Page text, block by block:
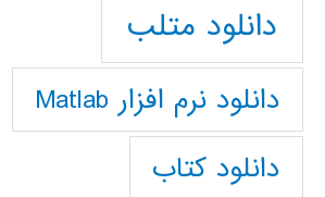
دانلود متلب
دانلود نرم افزار Matlab
دانلود کتاب